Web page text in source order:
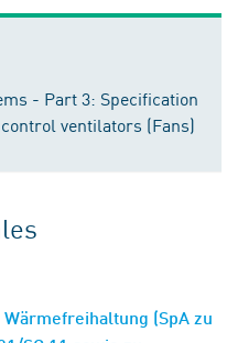
- Part 3: Specification
ventilators (Fans)
(SpA zu